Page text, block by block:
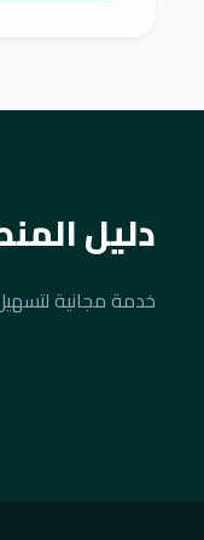
دليل
خدمة مجانية